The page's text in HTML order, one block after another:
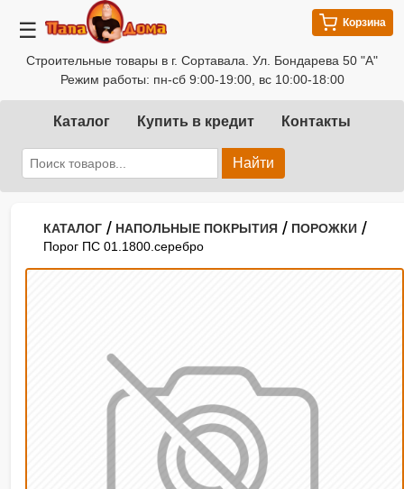
☰
Строительные товары в г. Сортавала. Ул. Бондарева 50 "А"
Режим работы: пн-сб 9:00-19:00, вс 10:00-18:00
Корзина
Каталог Купить в кредит Контакты
Найти
КАТАЛОГ / НАПОЛЬНЫЕ ПОКРЫТИЯ / ПОРОЖКИ /
Порог ПС 01.1800.серебро